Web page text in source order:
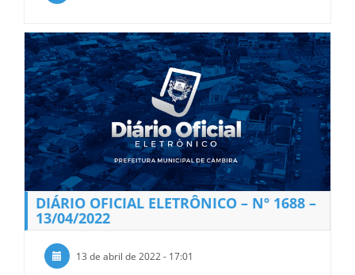
DIÁRIO OFICIAL ELETRÔNICO – Nº 1688 –
13/04/2022
13 de abril de 2022 - 17:01